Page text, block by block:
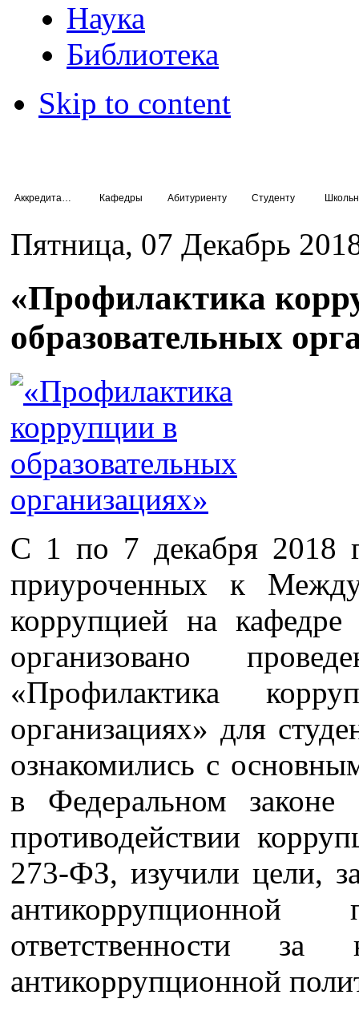
Наука
Библиотека
Skip to content
Кафедры Абитуриенту Студенту
Пятница, 07 Декабрь
«Профилактика
образовательных
С 1 по 7 декабря 2018
приуроченных к
коррупцией на
организовано
«Профилактика
организациях» для
ознакомились с
в Федеральном
противодействии
273-ФЗ, изучили цели,
ответственности за
антикоррупционной